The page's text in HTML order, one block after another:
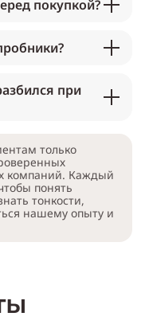
покупкой?
при
только
компаний. Каждый
понять
тонкости,
нашему опыту и